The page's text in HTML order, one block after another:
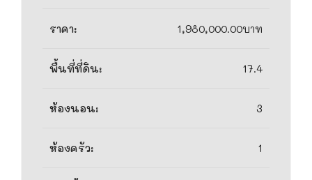
ราคา: 1,980,000.00บาท
พื้นที่ที่ดิน: 17.4
ห้องนอน: 3
ห้องครัว: 1